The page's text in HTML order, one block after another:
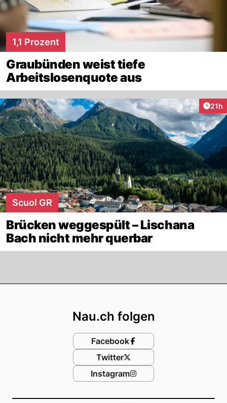
1,1 Prozent
Graubünden weist tiefe
Arbeitslosenquote aus
21h
Scuol GR
Brücken weggespült – Lischana
Bach nicht mehr querbar
Nau.ch folgen
Facebook
Twitter
Instagram